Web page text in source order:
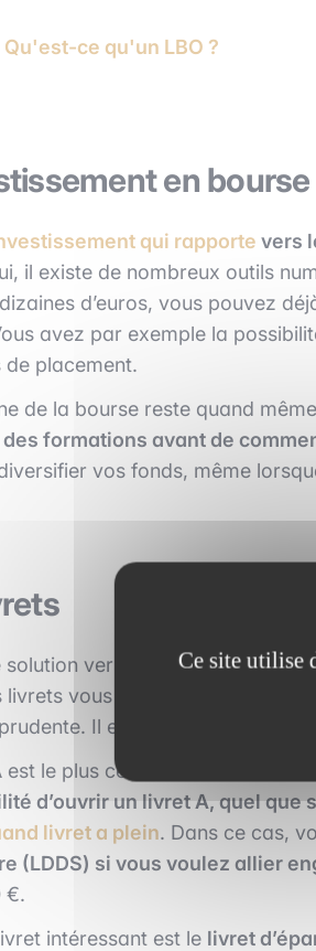
Qu'est-ce qu'un LBO ?
en bourse
qui rapporte vers
il existe de nombreux outils
d’euros, vous pouvez
avez par exemple la
de placement.
de la bourse reste quand
formations avant de
vos fonds, même
solution vers laquelle vous
livrets vous permettent de
Il existe plusieurs types
est le plus célèbre en raison de
d’ouvrir un livret A, quel que
livret a plein. Dans ce cas,
(LDDS) si vous voulez allier
€.
intéressant est le livret
Ce site utilise